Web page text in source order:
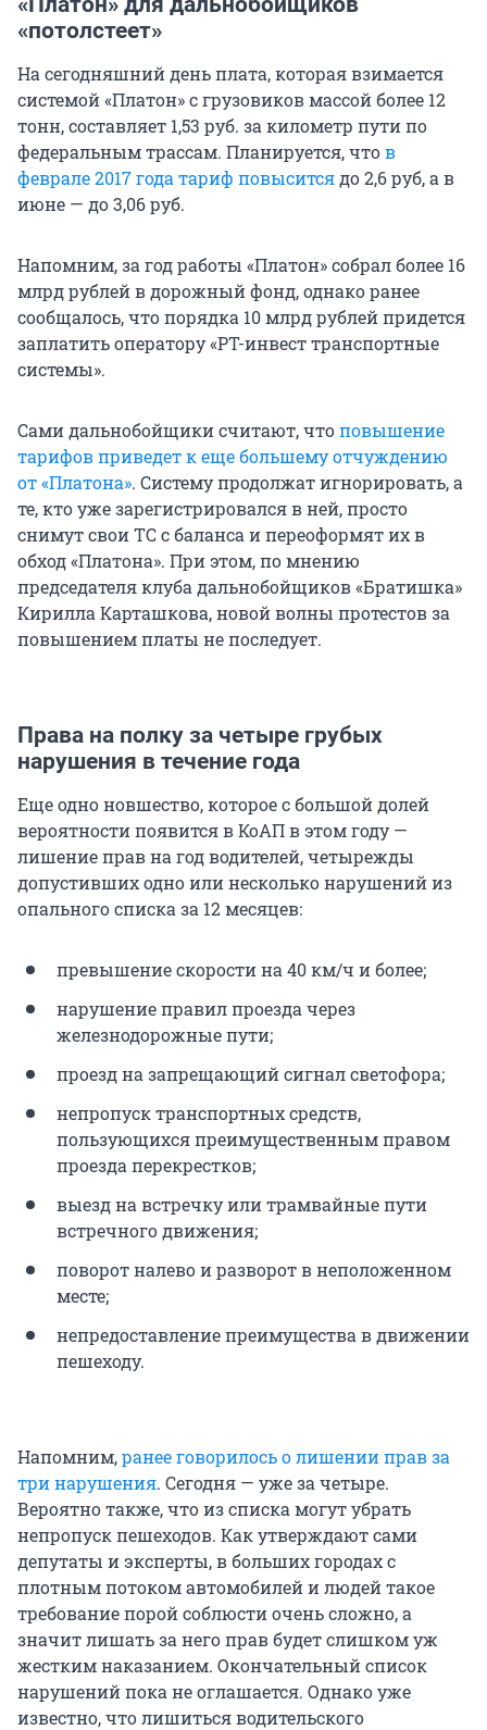
«потолстеет»
На сегодняшний день плата, которая взимается
системой «Платон» с грузовиков массой более 12
тонн, составляет 1,53 руб. за километр пути по
федеральным трассам. Планируется, чтов
феврале 2017 года тариф повыситсядо 2,6 руб, а в
июне — до 3,06 руб.
Напомним, за год работы «Платон» собрал более 16
млрд рублей в дорожный фонд, однако ранее
сообщалось, что порядка 10 млрд рублей придется
заплатить оператору «РТ-инвест транспортные
системы».
Сами дальнобойщики считают, чтоповышение
тарифов приведет к еще большему отчуждению
от «Платона». Систему продолжат игнорировать, а
те, кто уже зарегистрировался в ней, просто
снимут свои ТС с баланса и переоформят их в
обход «Платона». При этом, по мнению
председателя клуба дальнобойщиков «Братишка»
Кирилла Карташкова, новой волны протестов за
повышением платы не последует.
Права на полку за четыре грубых
нарушения в течение года
Еще одно новшество, которое с большой долей
вероятности появится в КоАП в этом году —
лишение прав на год водителей, четырежды
допустивших одно или несколько нарушений из
опального списка за 12 месяцев:
превышение скорости на 40 км/ч и более;
нарушение правил проезда через
железнодорожные пути;
проезд на запрещающий сигнал светофора;
непропуск транспортных средств,
пользующихся преимущественным правом
проезда перекрестков;
выезд на встречку или трамвайные пути
встречного движения;
поворот налево и разворот в неположенном
месте;
непредоставление преимущества в движении
пешеходу.
Напомним,ранее говорилось о лишении прав за
три нарушения. Сегодня — уже за четыре.
Вероятно также, что из списка могут убрать
непропуск пешеходов. Как утверждают сами
депутаты и эксперты, в больших городах с
плотным потоком автомобилей и людей такое
требование порой соблюсти очень сложно, а
значит лишать за него прав будет слишком уж
жестким наказанием. Окончательный список
нарушений пока не оглашается. Однако уже
известно, что лишиться водительского